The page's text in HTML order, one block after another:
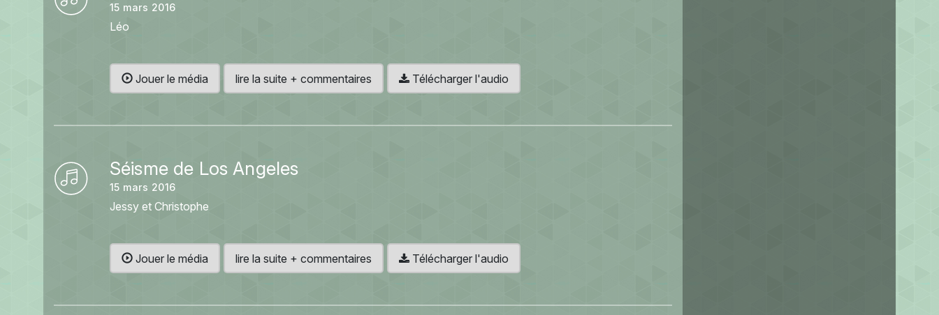
15 mars 2016
Léo
Jouer le média lire la suite + commentaires Télécharger l'audio
Séisme de Los Angeles
15 mars 2016
Jessy et Christophe
Jouer le média lire la suite + commentaires Télécharger l'audio